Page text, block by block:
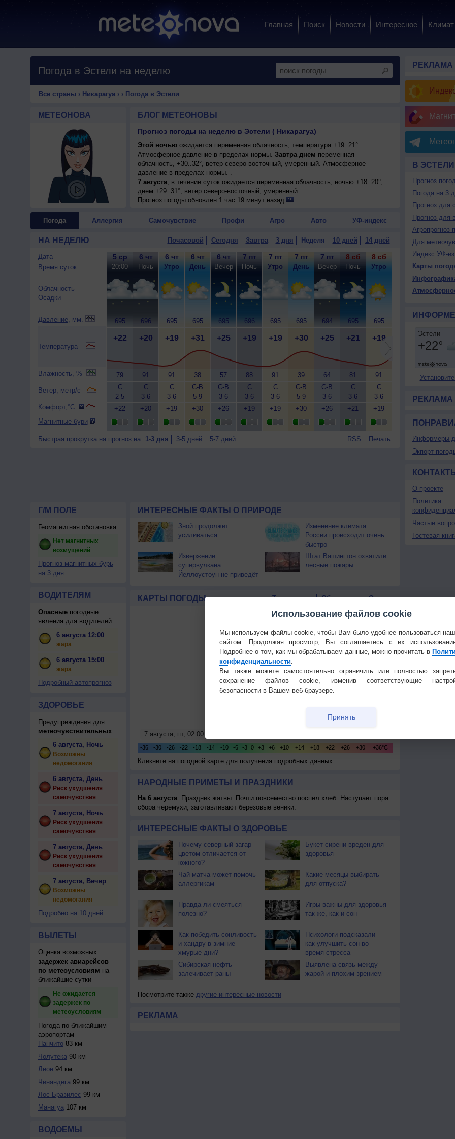
Главная Поиск Новости Интересное Климат
Погода в Эстели на неделю
Все страны › Никарагуа› › Погода в Эстели
МЕТЕОНОВА БЛОГ МЕТЕОНОВЫ
Прогноз погоды на неделю в Эстели ( Никарагуа)
Этой ночьюожидается переменная облачность, температура +19..21°.
Атмосферное давление в пределах нормы. Завтра днем переменная
облачность, +30..32°, ветер северо-восточный, умеренный. Атмосферное
давление в пределах нормы. .
7 августа, в течение суток ожидается переменная облачность; ночью +18..20°,
днем +29..31°, ветер северо-восточный, умеренный.
Прогноз погоды обновлен 1 час 19 минут назад
Погода Аллергия Самочувствие Профи Агро Авто УФ-индекс
НА НЕДЕЛЮ Почасовой Сегодня Завтра 3 дня Неделя 10 дней 14 дней
Дата
Время суток
Облачность
Осадки
Давление, мм.
Температура
Влажность, %
Ветер, метр/с
Комфорт,°C
Магнитные бури
5 ср
20:00
695
+22
79
С
2-5
+22
6 чт
Ночь
696
+20
91
С
3-6
+20
6 чт
Утро
695
+19
91
С
3-6
+19
6 чт
День
695
+31
38
С-В
5-9
+30
6 чт
Вечер
695
+25
57
С-В
3-6
+26
7 пт
Ночь
696
+19
88
С
3-6
+19
7 пт
Утро
695
+19
91
С
3-6
+19
7 пт
День
695
+30
39
С-В
5-9
+30
7 пт
Вечер
694
+25
64
С-В
3-6
+26
8 сб
Ночь
695
+21
81
С
3-6
+21
8 сб
Утро
695
+19
91
С
3-6
+19
8 сб 8 сб
Вечер
+24
63
3-6
9
Быстрая прокрутка на прогноз на 1-3 дня 3-5 дней 5-7 дней RSS Печать
Г/М ПОЛЕ
Геомагнитная обстановка
Нет магнитных
возмущений
Прогноз магнитных бурь
на 3 дня
ВОДИТЕЛЯМ
Опасныепогодные
явления для водителей
6 августа 12:00
жара
6 августа 15:00
жара
Подробный автопрогноз
ЗДОРОВЬЕ
Предупреждения для
метеочувствительных
6 августа, Ночь
Возможны
недомогания
6 августа, День
Риск ухудшения
самочувствия
7 августа, Ночь
Риск ухудшения
самочувствия
7 августа, День
Риск ухудшения
самочувствия
7 августа, Вечер
Возможны
недомогания
Подробно на 10 дней
ВЫЛЕТЫ
Оценка возможных
задержек авиарейсов
по метеоусловиям на
ближайшие сутки
Не ожидается
задержек по
метеоусловиям
Погода по ближайшим
аэропортам
Панчито83 км
Чолутека90 км
Леон 94 км
Чинандега99 км
Лос-Бразилес 99 км
Манагуа107 км
ВОДОЕМЫ
ИНТЕРЕСНЫЕ ФАКТЫ О ПРИРОДЕ
Зной продолжит
усиливаться
Изменение климата
России происходит очень
быстро
Извержение
супервулкана
Йеллоустоун не приведёт
Штат Вашингтон охватили
лесные пожары
КАРТЫ ПОГОДЫ Температура Облачность Осадки
Кликните на погодной карте для получения подробных данных
НАРОДНЫЕ ПРИМЕТЫ И ПРАЗДНИКИ
На 6 августа: Праздник жатвы. Почти повсеместно поспел хлеб. Наступает пора
сбора черемухи, заготавливают березовые веники.
ИНТЕРЕСНЫЕ ФАКТЫ О ЗДОРОВЬЕ
Почему северный загар
цветом отличается от
южного?
Букет сирени вреден для
здоровья
Чай матча может помочь
аллергикам
Какие месяцы выбирать
для отпуска?
Правда ли смеяться
полезно?
Игры важны для здоровья
так же, как и сон
Как победить сонливость
и хандру в зимние
хмурые дни?
Психологи подсказали
как улучшить сон во
время стресса
Сибирская нефть
залечивает раны
Выявлена связь между
жарой и плохим зрением
Посмотрите также другие интересные новости
РЕКЛАМА
РЕКЛАМА
В ЭСТЕЛИ
Прогноз
Погода на 3
Прогноз для
Прогноз для
Агропрогноз
Для
Индекс УФ-
Карты
РЕКЛАМА
Информеры
Экпорт
О проекте
Политика
Частые
Гостевая
Использование файлов cookie
Мы используем файлы cookie, чтобы Вам было удобнее пользоваться
сайтом. Продолжая просмотр, Вы соглашаетесь с их
Подробнее о том, как мы обрабатываем данные, можно прочитать в
конфиденциальности
Вы также можете самостоятельно ограничить или полностью
сохранение файлов cookie, изменив соответствующие
безопасности в Вашем веб-браузере.
Принять